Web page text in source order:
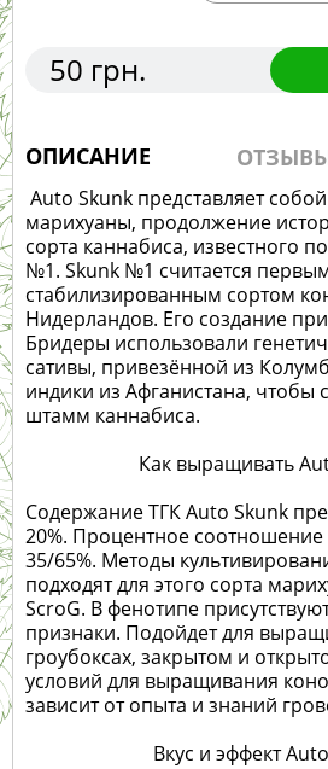
50 грн.
ОПИСАНИЕ
Auto Skunk представляет
марихуаны, продолжение
сорта каннабиса, известного
№1. Skunk №1 считается
стабилизированным сортом
Нидерландов. Его создание
Бридеры использовали
сативы, привезённой из
индики из Афганистана, чтобы
штамм каннабиса.
Как выращивать
Содержание ТГК Auto Skunk
20%. Процентное
35/65%. Методы
подходят для этого сорта
ScroG. В фенотипе
признаки. Подойдет для
гроубоксах, закрытом и
условий для выращивания
зависит от опыта и знаний
Вкус и эффект